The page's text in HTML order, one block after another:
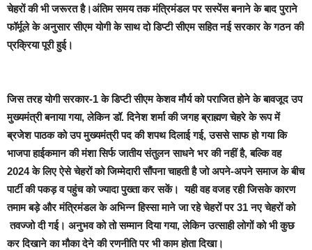
चेहरों की भी जरूरत है।अंतिम समय तक मंत्रिमंडल पर सस्पेंस बनाने के बाद पुराने
फॉर्मूले के अनुसार सीएम योगी के साथ दो डिप्टी सीएम सहित नई सरकार के गठन की
प्रक्रिया पूरी हुई।
जिस तरह योगी सरकार-1 के डिप्टी सीएम केशव मौर्य को पराजित होने के बावजूद उप
मुख्यमंत्री बनाया गया, लेकिन डॉ. दिनेश शर्मा की जगह ब्राह्मण चेहरे के रूप में
ब्रजेश पाठक को उप मुख्यमंत्री पद की शपथ दिलाई गई, उससे साफ हो गया कि
भाजपा हाईकमान की मंशा सिर्फ जातीय संतुलन साधने भर की नहीं है, बल्कि वह
2024 के लिए ऐसे चेहरों को जिम्मेदारी सौंपना चाहती है जो अपने-अपने समाज के बीच
पार्टी की पकड़ व पहुंच को ज्यादा पुख्ता कर सकें। यही वह वजह रही जिसके कारण
तमाम बड़े और मंत्रिमंडल के अभिन्न हिस्सा माने जा रहे चेहरों पर 31 नए चेहरों को
तवज्जो दी गई। अनुभव को तो सम्मान दिया गया, लेकिन उत्साही लोगों को भी कुछ
कर दिखाने का मौका देने की रणनीति पर भी काम होता दिखा।